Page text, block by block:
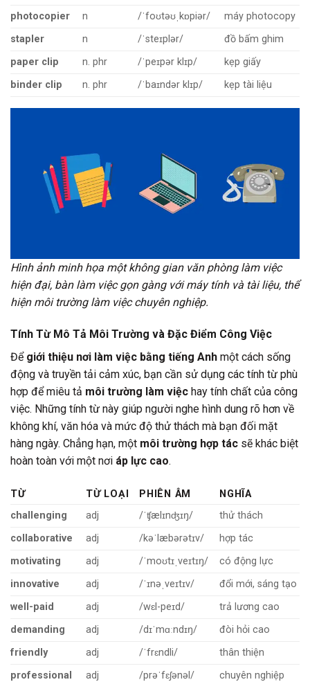
photocopier
n /ˈfoʊtəʊˌkɒpiər/
máy photocopy
stapler
n /ˈsteɪplər/
đồ bấm ghim
paper clip
n. phr /ˈpeɪpər klɪp/
kẹp giấy
binder clip
n. phr /ˈbaɪndər klɪp/ kẹp tài liệu
Hình ảnh minh họa một không gian văn phòng làm việc
hiện đại, bàn làm việc gọn gàng với máy tính và tài liệu, thể
hiện môi trường làm việc chuyên nghiệp.
Tính Từ Mô Tả Môi Trường và Đặc Điểm Công Việc
Để giới thiệu nơi làm việc bằng tiếng Anh một cách sống
động và truyền tải cảm xúc, bạn cần sử dụng các tính từ phù
hợp để miêu tả môi trường làm việc hay tính chất của công
việc. Những tính từ này giúp người nghe hình dung rõ hơn về
không khí, văn hóa và mức độ thử thách mà bạn đối mặt
hàng ngày. Chẳng hạn, một môi trường hợp tác sẽ khác biệt
hoàn toàn với một nơi áp lực cao.
TỪ TỪ LOẠI PHIÊN ÂM
NGHĨA
challenging
adj /ˈʧælɪnʤɪŋ/
thử thách
collaborative
adj /kəˈlæbərətɪv/
hợp tác
motivating
adj /ˈmoʊtɪˌveɪtɪŋ/
có động lực
innovative
adj /ˈɪnəˌveɪtɪv/
đổi mới, sáng tạo
well-paid
adj /wɛl-peɪd/
trả lương cao
demanding
adj /dɪˈmɑːndɪŋ/
đòi hỏi cao
friendly
adj /ˈfrɛndli/
thân thiện
professional
adj /prəˈfɛʃənəl/
chuyên nghiệp